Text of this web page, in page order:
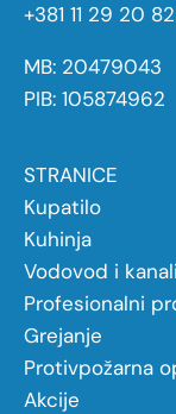
+381 11 29 20
MB: 20479043
PIB: 105874962
STRANICE
Kupatilo
Kuhinja
Vodovod i
Profesionalni
Grejanje
Protivpožarna
Akcije